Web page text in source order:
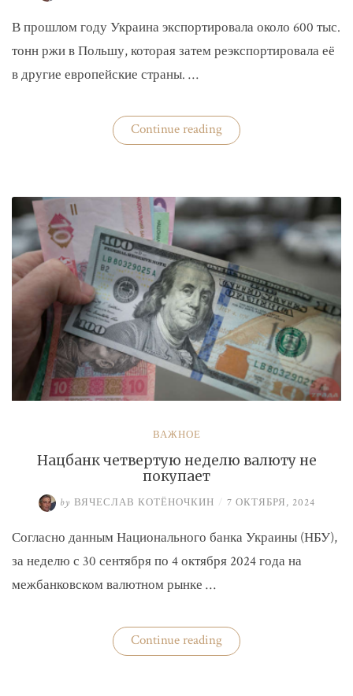
В прошлом году Украина экспортировала около 600 тыс.
тонн ржи в Польшу, которая затем реэкспортировала её
в другие европейские страны. …
Continue reading«Украина
практически
зерновые
культуры»
ВАЖНОЕ
Нацбанк четвертую неделю валюту не
покупает
by ВЯЧЕСЛАВ КОТЁНОЧКИН / 7 ОКТЯБРЯ, 2024
Согласно данным Национального банка Украины (НБУ),
за неделю с 30 сентября по 4 октября 2024 года на
межбанковском валютном рынке …
Continue reading«Нацбанк
четвертую